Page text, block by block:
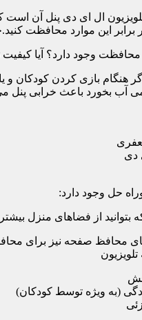
ال ای دی پنل آن است
برابر این موارد محافظت
محافظت وجود دارد؟ آیا
هنگام بازی کردن کودکان
آب بخورد باعث خرابی پنل
دی
حل وجود دارد:
از فضاهای منزل
محافظ صفحه نیز برای
(به ویژه توسط کودکان)